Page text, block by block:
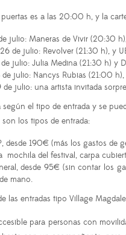
puertas es a las 20:00 h, y la
julio: Maneras de Vivir (20:30
de julio: Revolver (21:30 h), y
julio: Julia Medina (21:30 h) y
de julio: Nancys Rubias (21:00
de julio: una artista invitada
según el tipo de entrada y se
son los tipos de entrada:
desde 190€ (más los gastos de
mochila del festival, carpa
desde 95€ (sin contar los
mano.
las entradas tipo Village
para personas con